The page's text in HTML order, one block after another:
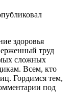
здоровья
труд
сложных
Всем, кто
Гордимся тем,
под